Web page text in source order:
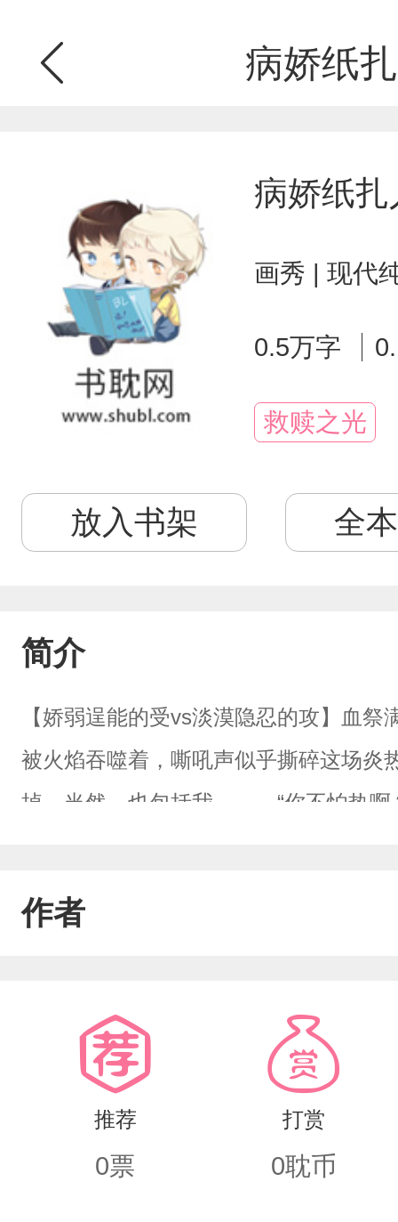
病娇纸
病娇纸
画秀 | 现代
0.5万字
救赎之光
放入书架 全
简介
【娇弱逞能的受vs淡漠隐忍的攻】血
被火焰吞噬着，嘶吼声似乎撕碎这场炎
掉，当然，也包括我。……“你不怕热啊
回！”想都没想，立马拒绝。苑文抿唇
回！”祝余气鼓鼓站起身，跑到他身旁
扬起，飘入冥纸中。
作者
推荐
0票
打赏
0耽币